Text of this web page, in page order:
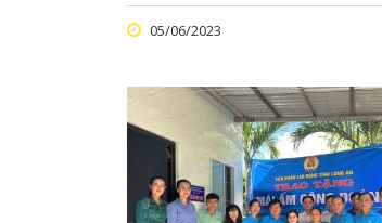
05/06/2023